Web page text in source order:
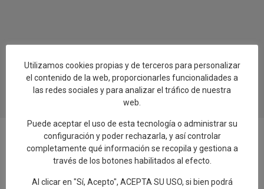
Añadir reseña en Google
Utilizamos cookies propias y de terceros para personalizar
el contenido de la web, proporcionarles funcionalidades a
las redes sociales y para analizar el tráfico de nuestra
web.
Puede aceptar el uso de esta tecnología o administrar su
configuración y poder rechazarla, y así controlar
completamente qué información se recopila y gestiona a
través de los botones habilitados al efecto.
Al clicar en "Sí, Acepto", ACEPTA SU USO, si bien podrá